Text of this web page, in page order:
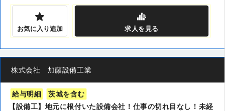
お気に入り追加 求人 を見る
株式会社 加藤設備工業
給与明細
茨城を含む
【設備工】地元に根付いた設備会社！仕事の切れ目なし！未経